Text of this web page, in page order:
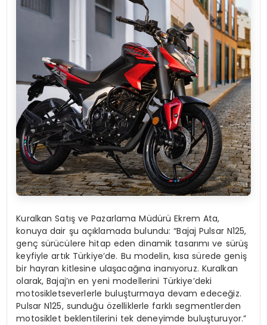
Kuralkan Satış ve Pazarlama Müdürü Ekrem Ata,
konuya dair şu açıklamada bulundu: “Bajaj Pulsar N125,
genç sürücülere hitap eden dinamik tasarımı ve sürüş
keyfiyle artık Türkiye’de. Bu modelin, kısa sürede geniş
bir hayran kitlesine ulaşacağına inanıyoruz. Kuralkan
olarak, Bajaj’ın en yeni modellerini Türkiye’deki
motosikletseverlerle buluşturmaya devam edeceğiz.
Pulsar N125, sunduğu özelliklerle farklı segmentlerden
motosiklet beklentilerini tek deneyimde buluşturuyor.”